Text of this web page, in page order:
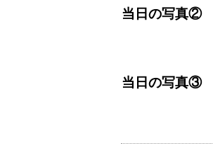
当日の写真②
当日の写真③